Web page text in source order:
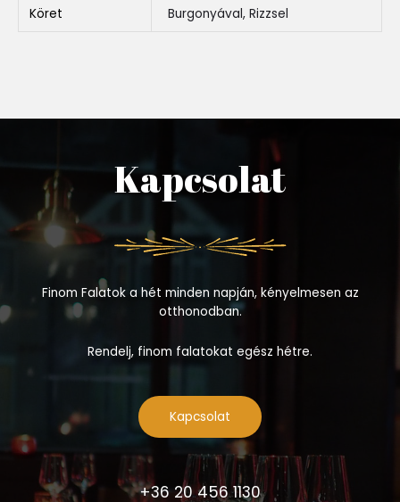
Köret Burgonyával, Rizzsel
Kapcsolat
Finom Falatok a hét minden napján, kényelmesen az
otthonodban.
Rendelj, finom falatokat egész hétre.
Kapcsolat
+36 20 456 1130